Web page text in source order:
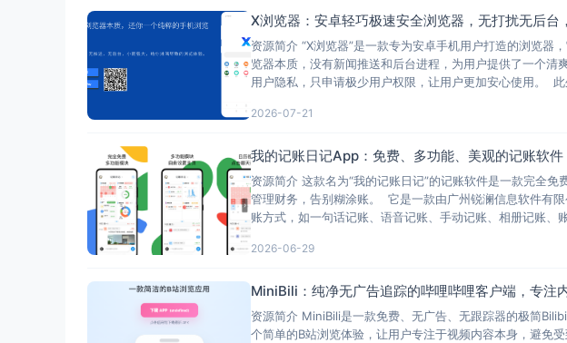
X浏览器：安卓轻巧极速安全浏览器，无打扰无后台
资源简介 “X浏览器”是一款专为安卓手机用户打造的浏览
览器本质，没有新闻推送和后台进程，为用户提供了一个清
用户隐私，只申请极少用户权限，让用户更加安心使用。
2026-07-21
我的记账日记App：免费、多功能、美观的记账软
资源简介 这款名为“我的记账日记”的记账软件是一款完全
管理财务，告别糊涂账。 它是一款由广州锐澜信息软件有
账方式，如一句话记账、语音记账、手动记账、相册记账、
2026-06-29
MiniBili：纯净无广告追踪的哔哩哔哩客户端，专注
资源简介 MiniBili是一款免费、无广告、无跟踪器的极简
个简单的B站浏览体验，让用户专注于视频内容本身，避免